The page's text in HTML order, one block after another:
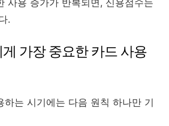
사용 증가가 반복되면, 신용점수는
.
가장 중요한 카드 사용
하는 시기에는 다음 원칙 하나만 기